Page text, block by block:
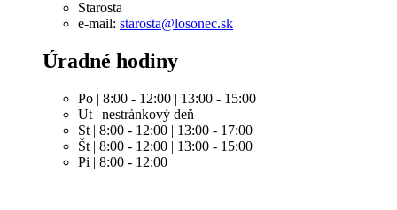
Starosta
e-mail: starosta@losonec.sk
Úradné hodiny
Po | 8:00 - 12:00 | 13:00 - 15:00
Ut | nestránkový deň
St | 8:00 - 12:00 | 13:00 - 17:00
Št | 8:00 - 12:00 | 13:00 - 15:00
Pi | 8:00 - 12:00